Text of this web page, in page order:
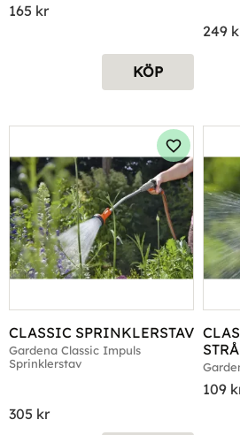
165 kr
KÖP
249
CLASSIC SPRINKLERSTAV
Gardena Classic Impuls
Sprinklerstav
305 kr
Lägg till i
109